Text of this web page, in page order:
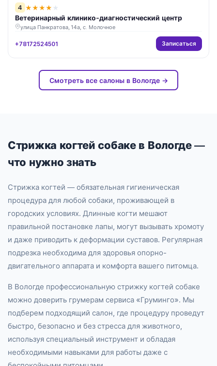
4 ★★★★ ★
Ветеринарный клинико-диагностический центр
улица Панкратова, 14а, с. Молочное
+78172524501 Записаться
Смотреть все салоны в Вологде →
Стрижка когтей собаке в Вологде —
что нужно знать
Стрижка когтей — обязательная гигиеническая
процедура для любой собаки, проживающей в
городских условиях. Длинные когти мешают
правильной постановке лапы, могут вызывать хромоту
и даже приводить к деформации суставов. Регулярная
подрезка необходима для здоровья опорно-
двигательного аппарата и комфорта вашего питомца.
В Вологде профессиональную стрижку когтей собаке
можно доверить грумерам сервиса «Груминго». Мы
подберем подходящий салон, где процедуру проведут
быстро, безопасно и без стресса для животного,
используя специальный инструмент и обладая
необходимыми навыками для работы даже с